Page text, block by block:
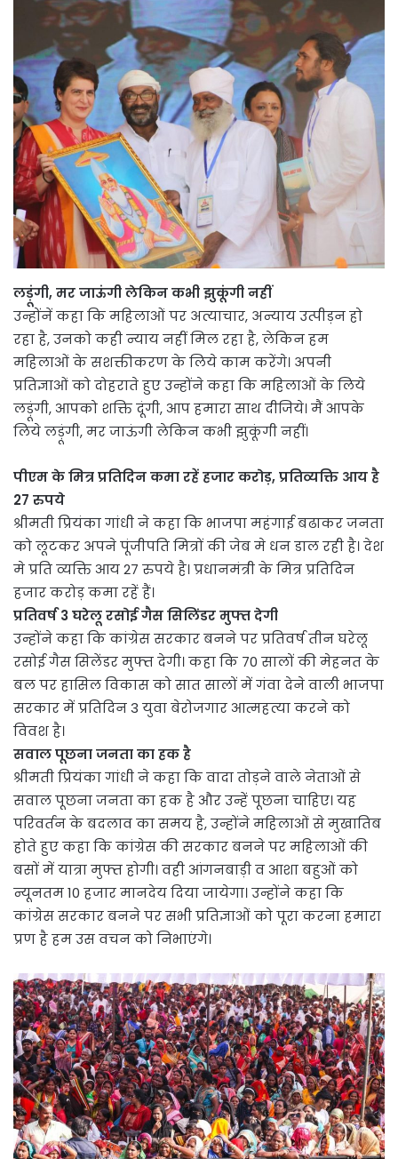
लड़ूंगी, मर जाऊंगी लेकिन कभी झुकूंगी नहीं
उन्होंनें कहा कि महिलाओं पर अत्याचार, अन्याय उत्पीड़न हो
रहा है, उनको कही न्याय नहीं मिल रहा है, लेकिन हम
महिलाओं के सशक्तीकरण के लिये काम करेंगे। अपनी
प्रतिज्ञाओं को दोहराते हुए उन्होंने कहा कि महिलाओं के लिये
लड़ूंगी, आपको शक्ति दूंगी, आप हमारा साथ दीजिये। मैं आपके
लिये लड़ूंगी, मर जाऊंगी लेकिन कभी झुकूंगी नहीं।
पीएम के मित्र प्रतिदिन कमा रहें हजार करोड़, प्रतिव्यक्ति आय है
27 रुपये
श्रीमती प्रियंका गांधी ने कहा कि भाजपा महंगाई बढाकर जनता
को लूटकर अपने पूंजीपति मित्रों की जेब मे धन डाल रही है। देश
मे प्रति व्यक्ति आय 27 रुपये है। प्रधानमंत्री के मित्र प्रतिदिन
हजार करोड़ कमा रहें हैं।
प्रतिवर्ष 3 घरेलू रसोई गैस सिलिंडर मुफ्त देगी
उन्होंने कहा कि कांग्रेस सरकार बनने पर प्रतिवर्ष तीन घरेलू
रसोई गैस सिलेंडर मुफ्त देगी। कहा कि 70 सालों की मेहनत के
बल पर हासिल विकास को सात सालों में गंवा देने वाली भाजपा
सरकार में प्रतिदिन 3 युवा बेरोजगार आत्महत्या करने को
विवश है।
सवाल पूछना जनता का हक है
श्रीमती प्रियंका गांधी ने कहा कि वादा तोड़ने वाले नेताओं से
सवाल पूछना जनता का हक है और उन्हें पूछना चाहिए। यह
परिवर्तन के बदलाव का समय है, उन्होंने महिलाओं से मुखातिब
होते हुए कहा कि कांग्रेस की सरकार बनने पर महिलाओं की
बसों में यात्रा मुफ्त होगी। वही आंगनबाड़ी व आशा बहुओं को
न्यूनतम 10 हजार मानदेय दिया जायेगा। उन्होंने कहा कि
कांग्रेस सरकार बनने पर सभी प्रतिज्ञाओं को पूरा करना हमारा
प्रण है हम उस वचन को निभाएंगे।